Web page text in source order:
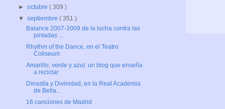
►octubre( 309 )
▼septiembre( 351 )
Balance 2007-2009 de la lucha contra las
pintadas ...
Rhythm of the Dance, en el Teatro
Coliseum
Amarillo, verde y azul: un blog que enseña
a reciclar
Dinastía y Divinidad, en la Real Academia
de Bella...
16 canciones de Madrid